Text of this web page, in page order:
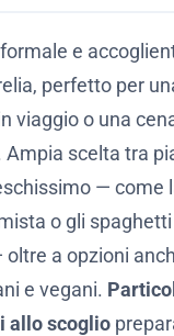
e
perfetto per
viaggio o una
Ampia scelta tra
— come
o gli
oltre a opzioni
e vegani.
allo scoglio